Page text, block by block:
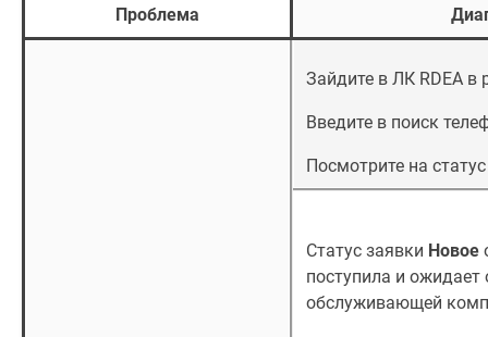
Проблема
Зайдите в ЛК RDEA в
Введите в поиск
Посмотрите на
Статус заявки Новое
поступила и ожидает
обслуживающей